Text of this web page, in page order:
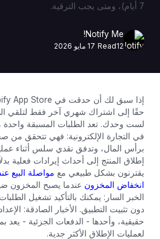
7 أيام)، ومتى يجب الترقية.
Notify Me!
12
Read 17 مايو 2026
حقًا إلى اشتراك شهري آخر فقط لتلقي
لست وحدك. تعد الطلبات المسبقة واحدة
في التجارة الإلكترونية: فهي تتحقق من
برأس المال، وتدفق نقدي سلس أثناء
إطلاق المنتج إلى أحداث إيرادات فعلية
يقترنون بشكل طبيعي مع مواصلة البيع
انخفاض المخزون عندما يصبح المخزون
دون تثبيت التطبيق. الأخبار الصادقة:
حقيقية، وأحدها - الدفعات الجزئية - يعد
لعمليات الإطلاق الأكثر جدية.